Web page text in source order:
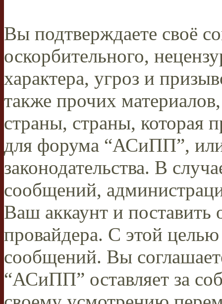
Вы подтверждаете своё
оскорбительного,
характера, угроз и
также прочих
страны, страны, которая
для форума “АСиПП”,
законодательства. В
сообщений,
Ваш аккаунт и поставить
провайдера. С этой
сообщений. Вы
“АСиПП” оставляет за